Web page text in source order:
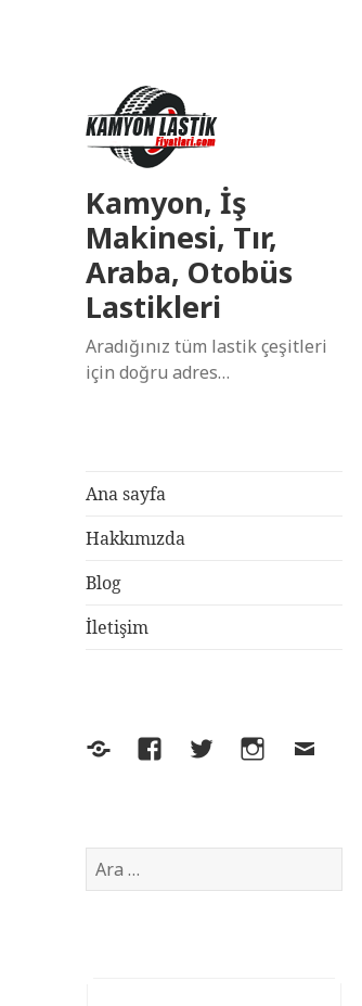
Kamyon, İş
Makinesi, Tır,
Araba, Otobüs
Lastikleri
Aradığınız tüm lastik çeşitleri
için doğru adres…
Ana sayfa
Hakkımızda
Blog
İletişim
Yelp FacebookTwitterInstagram
E-
Arama: